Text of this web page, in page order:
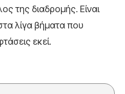
της διαδρομής. Είναι
λίγα βήματα που
εκεί.